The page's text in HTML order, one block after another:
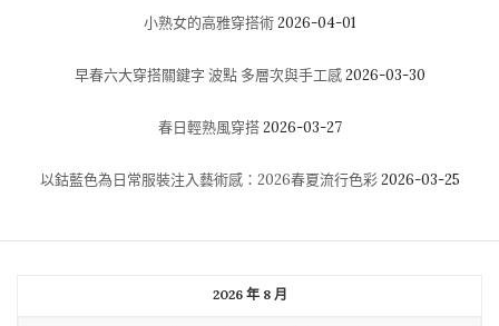
小熟女的高雅穿搭術 2026-04-01
早春六大穿搭關鍵字 波點 多層次與手工感 2026-03-30
春日輕熟風穿搭 2026-03-27
以鈷藍色為日常服裝注入藝術感：2026春夏流行色彩 2026-03-25
2026 年 8 月